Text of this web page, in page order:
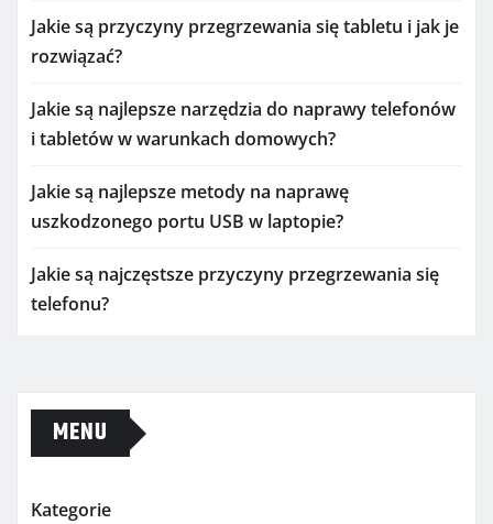
Jakie są przyczyny przegrzewania się tabletu i jak je
rozwiązać?
Jakie są najlepsze narzędzia do naprawy telefonów
i tabletów w warunkach domowych?
Jakie są najlepsze metody na naprawę
uszkodzonego portu USB w laptopie?
Jakie są najczęstsze przyczyny przegrzewania się
telefonu?
MENU
Kategorie